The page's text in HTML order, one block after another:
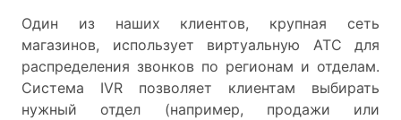
Один из наших клиентов, крупная сеть
магазинов, использует виртуальную АТС для
распределения звонков по регионам и отделам.
Система IVR позволяет клиентам выбирать
нужный отдел (например, продажи или